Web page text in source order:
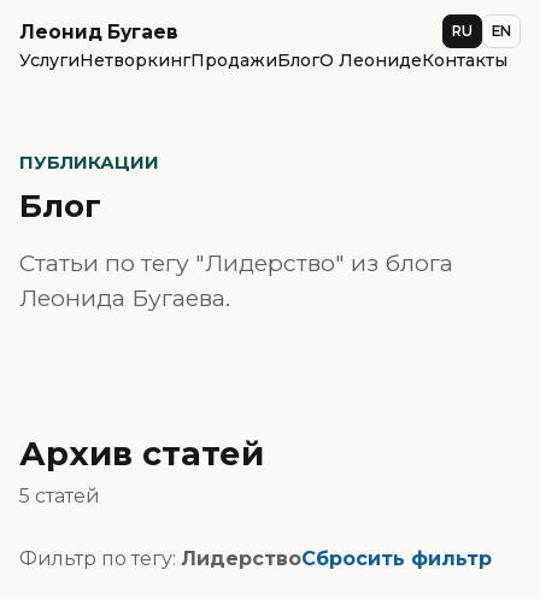
Леонид Бугаев
УслугиНетворкингПродажиБлогО ЛеонидеКонтакты
RU EN
ПУБЛИКАЦИИ
Блог
Статьи по тегу "Лидерство" из блога
Леонида Бугаева.
Архив статей
5 статей
Фильтр по тегу: ЛидерствоСбросить фильтр